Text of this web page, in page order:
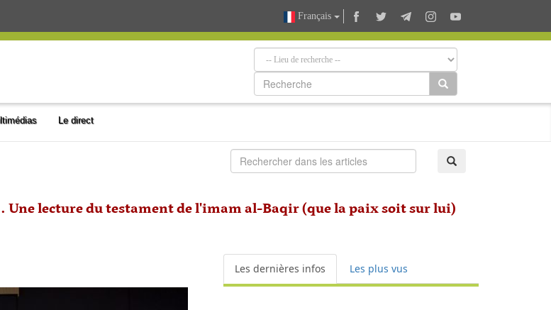
Français
Le direct
lecture du testament de l'imam al-Baqir (que la paix soit sur lui)
Les dernières infos Les plus vus